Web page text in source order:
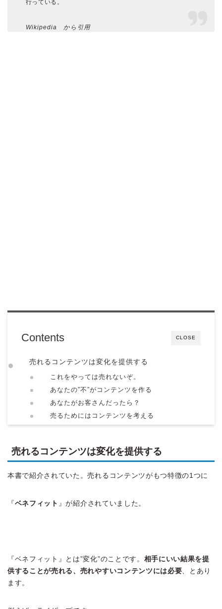
行っている。
Wikipedia から引用
CLOSE
Contents
売れるコンテンツは変化を提供する
これをやっては売れないぞ。
あなたの”不”がコンテンツを作る
あなたがお客さんだったら？
売るためにはコンテンツを考える
売れるコンテンツは変化を提供する
本書で紹介されていた。売れるコンテンツがもつ特徴の1つに
『 ベネフィット 』が紹介されていました。
『ベネフィット』とは”変化”のことです。 相手にいい結果を提
供することが売れる、売れやすいコンテンツには必要、とあり
ます。